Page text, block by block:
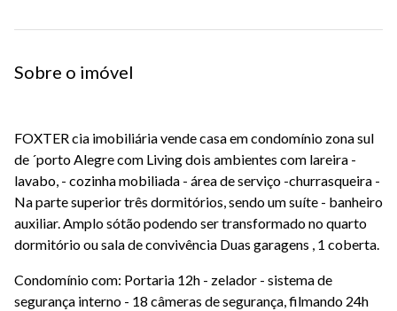
Sobre o imóvel
FOXTER cia imobiliária vende casa em condomínio zona sul
de ´porto Alegre com Living dois ambientes com lareira -
lavabo, - cozinha mobiliada - área de serviço -churrasqueira -
Na parte superior três dormitórios, sendo um suíte - banheiro
auxiliar. Amplo sótão podendo ser transformado no quarto
dormitório ou sala de convivência Duas garagens , 1 coberta.
Condomínio com: Portaria 12h - zelador - sistema de
segurança interno - 18 câmeras de segurança, filmando 24h